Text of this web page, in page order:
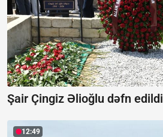
Şair Çingiz Əlioğlu dəfn edildi
12:49